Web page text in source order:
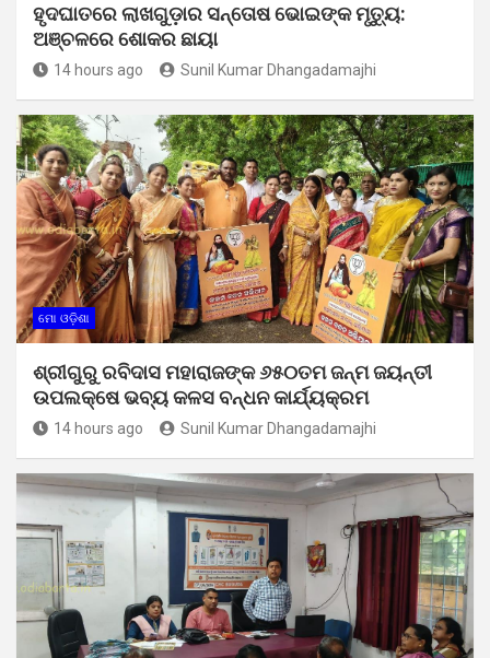
ହୃଦଘାତରେ ଲାଖଗୁଡ଼ାର ସନ୍ତୋଷ ଭୋଇଙ୍କ ମୃତ୍ୟୁ:
ଅଞ୍ଚଳରେ ଶୋକର ଛାୟା
14 hours ago Sunil Kumar Dhangadamajhi
ମୋ ଓଡ଼ିଶା
ଶ୍ରୀଗୁରୁ ରବିଦାସ ମହାରାଜଙ୍କ ୬୫୦ତମ ଜନ୍ମ ଜୟନ୍ତୀ
ଉପଲକ୍ଷେ ଭବ୍ୟ କଳସ ବନ୍ଧନ କାର୍ଯ୍ୟକ୍ରମ
14 hours ago Sunil Kumar Dhangadamajhi